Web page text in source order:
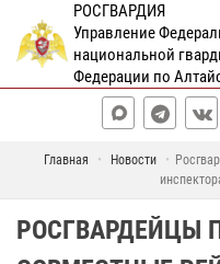
РОСГВАРДИЯ
Управление
национальной
Федерации по
Главная Новости
РОСГВАРДЕЙЦЫ